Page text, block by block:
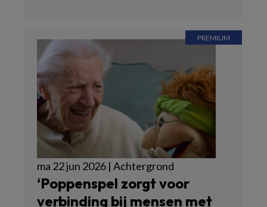
ma 22 jun 2026 | Achtergrond
‘Poppenspel zorgt voor
verbinding bij mensen met